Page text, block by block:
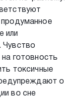
или
Чувство
на готовность
токсичные
о
во сне